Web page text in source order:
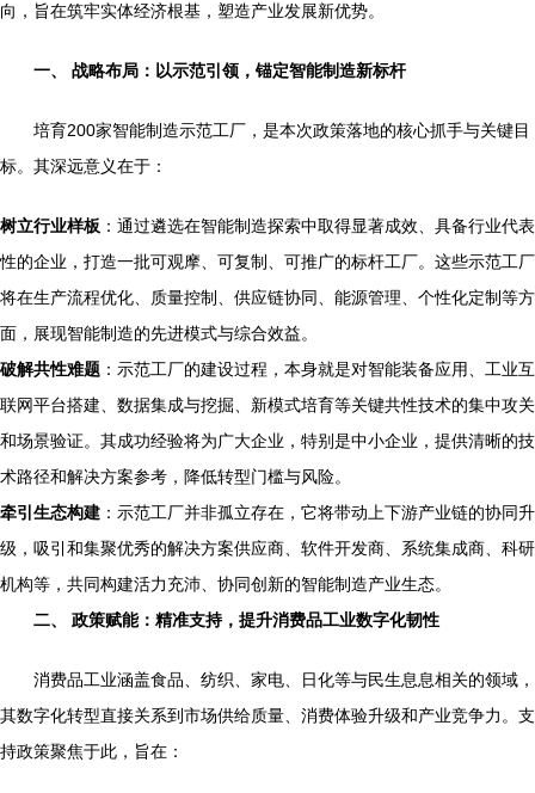
向，旨在筑牢实体经济根基，塑造产业发展新优势。
一、 战略布局：以示范引领，锚定智能制造新标杆
培育200家智能制造示范工厂，是本次政策落地的核心抓手与关键目
标。其深远意义在于：
树立行业样板 ：通过遴选在智能制造探索中取得显著成效、具备行业代表
性的企业，打造一批可观摩、可复制、可推广的标杆工厂。这些示范工厂
将在生产流程优化、质量控制、供应链协同、能源管理、个性化定制等方
面，展现智能制造的先进模式与综合效益。
破解共性难题 ：示范工厂的建设过程，本身就是对智能装备应用、工业互
联网平台搭建、数据集成与挖掘、新模式培育等关键共性技术的集中攻关
和场景验证。其成功经验将为广大企业，特别是中小企业，提供清晰的技
术路径和解决方案参考，降低转型门槛与风险。
牵引生态构建 ：示范工厂并非孤立存在，它将带动上下游产业链的协同升
级，吸引和集聚优秀的解决方案供应商、软件开发商、系统集成商、科研
机构等，共同构建活力充沛、协同创新的智能制造产业生态。
二、 政策赋能：精准支持，提升消费品工业数字化韧性
消费品工业涵盖食品、纺织、家电、日化等与民生息息相关的领域，
其数字化转型直接关系到市场供给质量、消费体验升级和产业竞争力。支
持政策聚焦于此，旨在：